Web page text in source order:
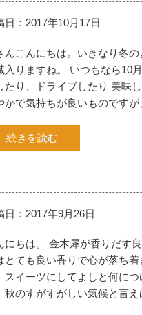
日：2017年10月17日
んこんにちは。いきなり冬
入りますね。 いつもなら10
たり、ドライブしたり 美味
かで気持ちが良いものです
続きを読む
日：2017年9月26日
にちは。 金木犀が香りだす
とても良い香りで心が落ち
スイーツにしてよしと何に
秋のすがすがしい気候と言